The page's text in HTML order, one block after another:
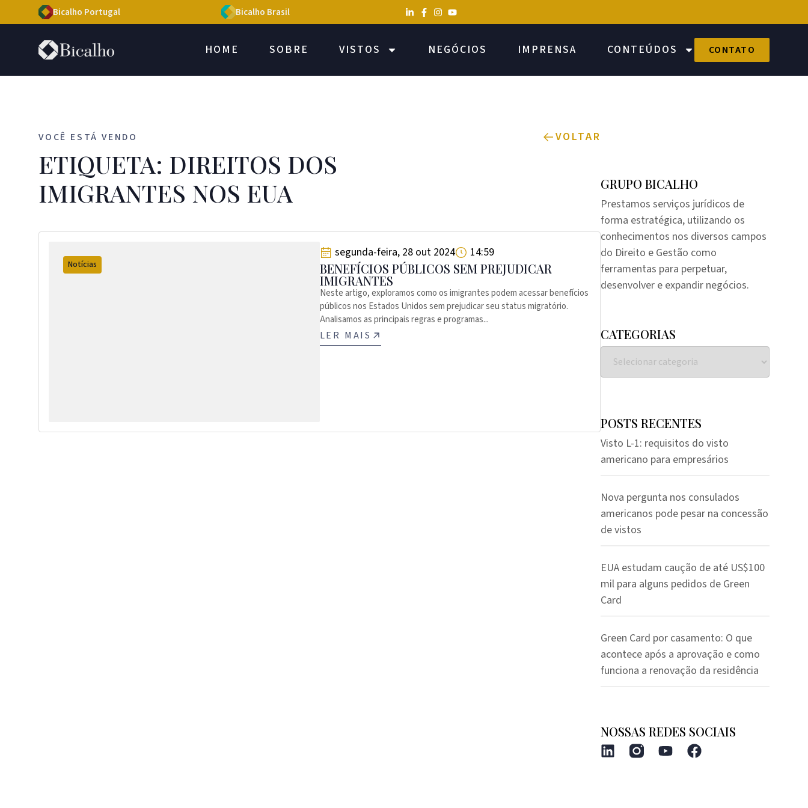
Bicalho Portugal Bicalho Brasil
HOME SOBRE VISTOS NEGÓCIOS IMPRENSA CONTEÚDOS CONTATO
VOCÊ ESTÁ VENDO VOLTAR
ETIQUETA: DIREITOS DOS
IMIGRANTES NOS EUA
Notícias
segunda-feira, 28 out 2024 14:59
BENEFÍCIOS PÚBLICOS SEM PREJUDICAR
IMIGRANTES
Neste artigo, exploramos como os imigrantes podem acessar benefícios
públicos nos Estados Unidos sem prejudicar seu status migratório.
Analisamos as principais regras e programas...
LER MAIS
GRUPO BICALHO
Prestamos serviços jurídicos de
forma estratégica, utilizando os
conhecimentos nos diversos campos
do Direito e Gestão como
ferramentas para perpetuar,
desenvolver e expandir negócios.
CATEGORIAS
POSTS RECENTES
Visto L-1: requisitos do visto
americano para empresários
Nova pergunta nos consulados
americanos pode pesar na concessão
de vistos
EUA estudam caução de até US$100
mil para alguns pedidos de Green
Card
Green Card por casamento: O que
acontece após a aprovação e como
funciona a renovação da residência
NOSSAS REDES SOCIAIS